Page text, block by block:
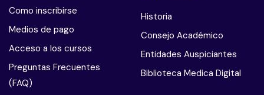
Como inscribirse
Medios de pago
Acceso a los cursos
Preguntas Frecuentes
(FAQ)
Historia
Consejo Académico
Entidades Auspiciantes
Biblioteca Medica Digital